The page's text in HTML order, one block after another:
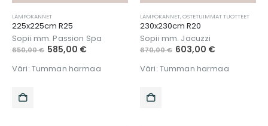
LÄMPÖKANNET
225x225cm R25
Sopii mm. Passion Spa
650,00€ 585,00 €
Väri: Tumman harmaa
LÄMPÖKANNET,OSTETUIMMAT TUOTTEET
230x230cm R20
Sopii mm. Jacuzzi
670,00€ 603,00 €
Väri: Tumman harmaa